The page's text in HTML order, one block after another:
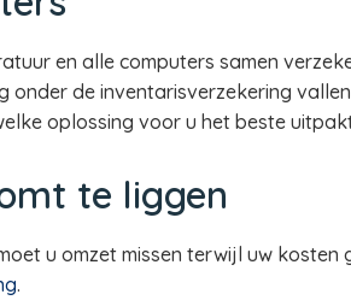
en alle computers samen
de inventarisverzekering
oplossing voor u het beste
te liggen
u omzet missen terwijl uw
.